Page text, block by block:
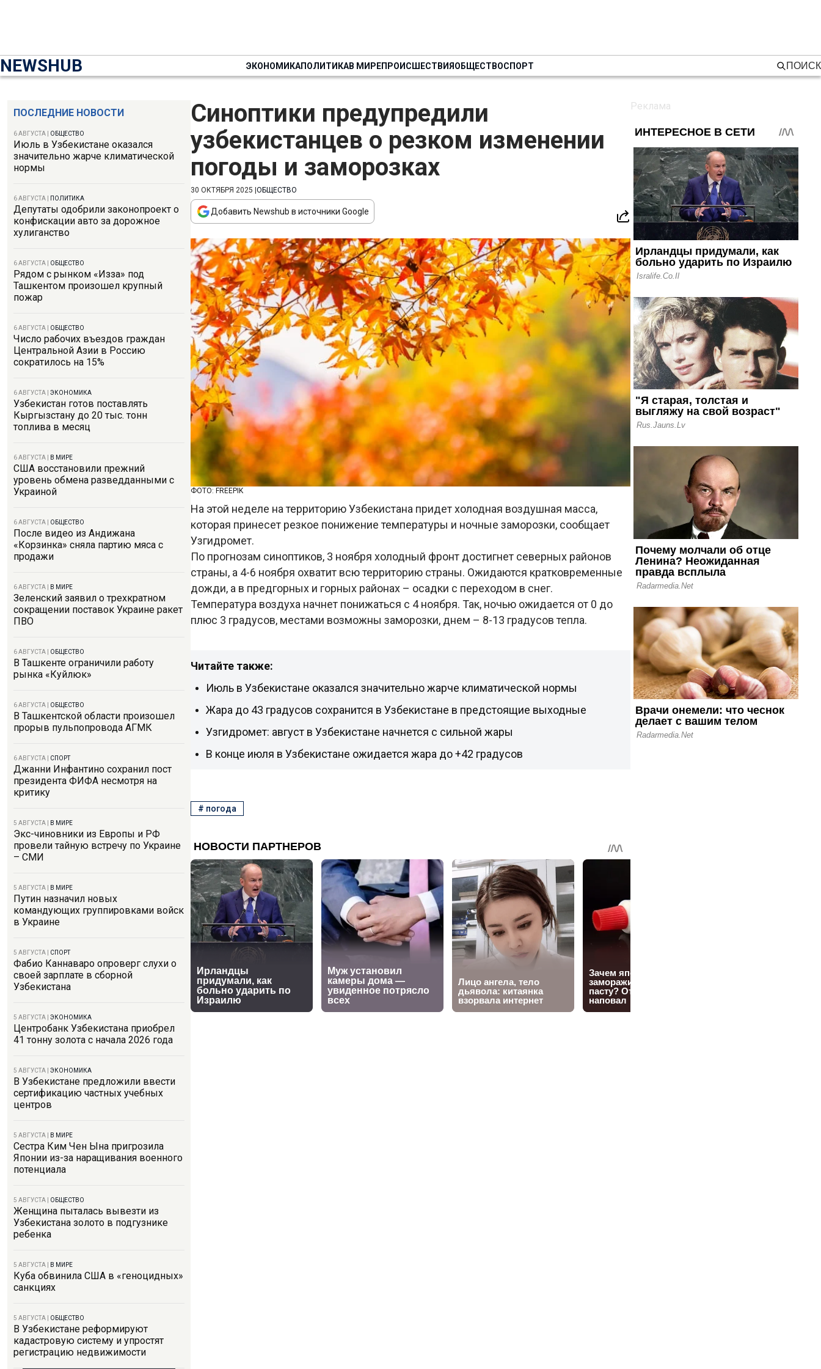
NEWSHUB ЭКОНОМИКАПОЛИТИКАВ МИРЕПРОИСШЕСТВИЯОБЩЕСТВОСПОРТ ПОИСК
ПОСЛЕДНИЕ НОВОСТИ
6 АВГУСТА ОБЩЕСТВО
Июль в Узбекистане оказался
значительно жарче климатической
нормы
6 АВГУСТА ПОЛИТИКА
Депутаты одобрили законопроект о
конфискации авто за дорожное
хулиганство
6 АВГУСТА ОБЩЕСТВО
Рядом с рынком «Изза» под
Ташкентом произошел крупный
пожар
6 АВГУСТА ОБЩЕСТВО
Число рабочих въездов граждан
Центральной Азии в Россию
сократилось на 15%
6 АВГУСТА ЭКОНОМИКА
Узбекистан готов поставлять
Кыргызстану до 20 тыс. тонн
топлива в месяц
6 АВГУСТА В МИРЕ
США восстановили прежний
уровень обмена разведданными с
Украиной
6 АВГУСТА ОБЩЕСТВО
После видео из Андижана
«Корзинка» сняла партию мяса с
продажи
6 АВГУСТА В МИРЕ
Зеленский заявил о трехкратном
сокращении поставок Украине ракет
ПВО
6 АВГУСТА ОБЩЕСТВО
В Ташкенте ограничили работу
рынка «Куйлюк»
6 АВГУСТА ОБЩЕСТВО
В Ташкентской области произошел
прорыв пульпопровода АГМК
6 АВГУСТА СПОРТ
Джанни Инфантино сохранил пост
президента ФИФА несмотря на
критику
5 АВГУСТА В МИРЕ
Экс-чиновники из Европы и РФ
провели тайную встречу по Украине
– СМИ
5 АВГУСТА В МИРЕ
Путин назначил новых
командующих группировками войск
в Украине
5 АВГУСТА СПОРТ
Фабио Каннаваро опроверг слухи о
своей зарплате в сборной
Узбекистана
5 АВГУСТА ЭКОНОМИКА
Центробанк Узбекистана приобрел
41 тонну золота с начала 2026 года
5 АВГУСТА ЭКОНОМИКА
В Узбекистане предложили ввести
сертификацию частных учебных
центров
5 АВГУСТА В МИРЕ
Сестра Ким Чен Ына пригрозила
Японии из-за наращивания военного
потенциала
5 АВГУСТА ОБЩЕСТВО
Женщина пыталась вывезти из
Узбекистана золото в подгузнике
ребенка
5 АВГУСТА В МИРЕ
Куба обвинила США в «геноцидных»
санкциях
5 АВГУСТА ОБЩЕСТВО
В Узбекистане реформируют
кадастровую систему и упростят
регистрацию недвижимости
Синоптики предупредили
узбекистанцев о резком изменении
погоды и заморозках
30 ОКТЯБРЯ 2025 ОБЩЕСТВО
Добавить Newshub в источники Google
ФОТО: FREEPIK
На этой неделе на территорию Узбекистана придет холодная воздушная масса,
которая принесет резкое понижение температуры и ночные заморозки, сообщает
Узгидромет.
По прогнозам синоптиков, 3 ноября холодный фронт достигнет северных районов
страны, а 4-6 ноября охватит всю территорию страны. Ожидаются кратковременные
дожди, а в предгорных и горных районах – осадки с переходом в снег.
Температура воздуха начнет понижаться с 4 ноября. Так, ночью ожидается от 0 до
плюс 3 градусов, местами возможны заморозки, днем – 8-13 градусов тепла.
Читайте также:
Июль в Узбекистане оказался значительно жарче климатической нормы
Жара до 43 градусов сохранится в Узбекистане в предстоящие выходные
Узгидромет: август в Узбекистане начнется с сильной жары
В конце июля в Узбекистане ожидается жара до +42 градусов
# погода